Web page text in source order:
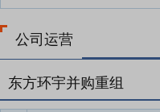
化于心、外化于形。公司高度
测、故障预警与远程操控，
证，建立风险分级管控与隐
要点10：运营管理优势
面积累了丰富的理论及实践经
公司运营
东方环宇并购重组